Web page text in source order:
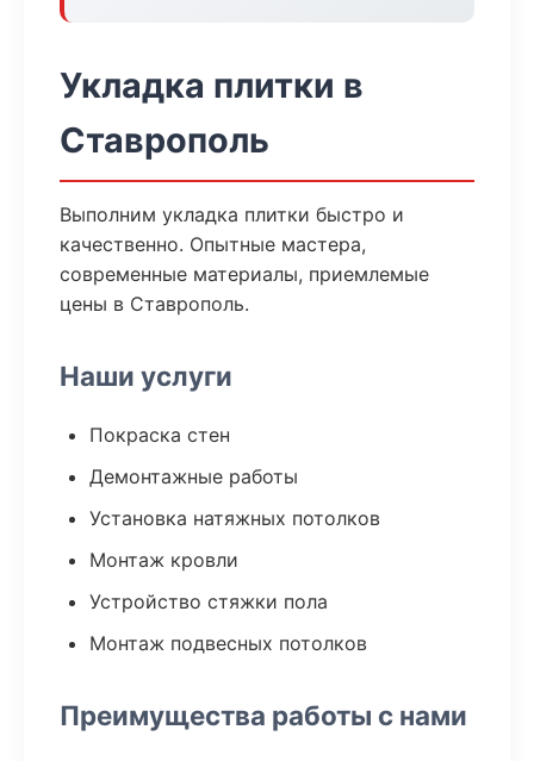
Укладка плитки в
Ставрополь
Выполним укладка плитки быстро и
качественно. Опытные мастера,
современные материалы, приемлемые
цены в Ставрополь.
Наши услуги
Покраска стен
Демонтажные работы
Установка натяжных потолков
Монтаж кровли
Устройство стяжки пола
Монтаж подвесных потолков
Преимущества работы с нами